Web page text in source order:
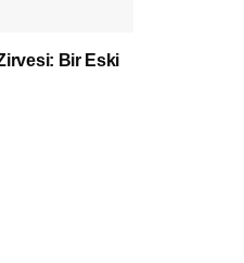
Zirvesi: Bir Eski